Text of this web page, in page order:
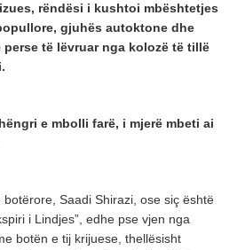
rëndësi i kushtoi mbështetjes
gjuhës autoktone dhe
të lëvruar nga kolozë të tillë
e mbolli farë, i mjerë mbeti ai
Saadi Shirazi, ose siç është
i Lindjes”, edhe pse vjen nga
botën e tij krijuese, thellësisht